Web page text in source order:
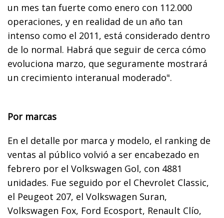
un mes tan fuerte como enero con 112.000
operaciones, y en realidad de un año tan
intenso como el 2011, está considerado dentro
de lo normal. Habrá que seguir de cerca cómo
evoluciona marzo, que seguramente mostrará
un crecimiento interanual moderado".
Por marcas
En el detalle por marca y modelo, el ranking de
ventas al público volvió a ser encabezado en
febrero por el Volkswagen Gol, con 4881
unidades. Fue seguido por el Chevrolet Classic,
el Peugeot 207, el Volkswagen Suran,
Volkswagen Fox, Ford Ecosport, Renault Clío,